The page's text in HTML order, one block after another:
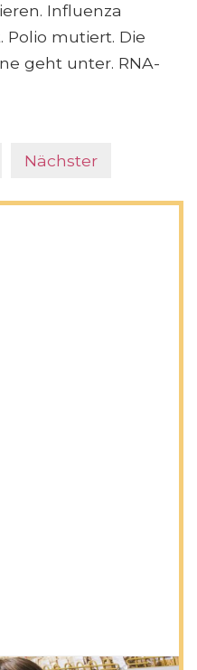
Influenza
mutiert. Die
geht unter. RNA-
Nächster